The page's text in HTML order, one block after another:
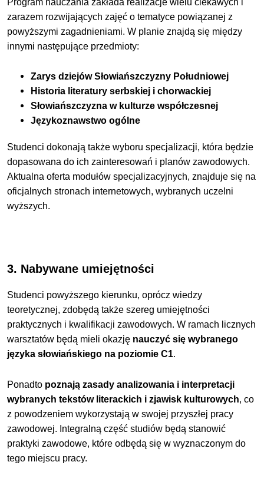
zarazem rozwijających zajęć o tematyce powiązanej z
powyższymi zagadnieniami. W planie znajdą się między
innymi następujące przedmioty:
Zarys dziejów Słowiańszczyzny Południowej
Historia literatury serbskiej i chorwackiej
Słowiańszczyzna w kulturze współczesnej
Językoznawstwo ogólne
Studenci dokonają także wyboru specjalizacji, która będzie
dopasowana do ich zainteresowań i planów zawodowych.
Aktualna oferta modułów specjalizacyjnych, znajduje się na
oficjalnych stronach internetowych, wybranych uczelni
wyższych.
3. Nabywane umiejętności
Studenci powyższego kierunku, oprócz wiedzy
teoretycznej, zdobędą także szereg umiejętności
praktycznych i kwalifikacji zawodowych. W ramach licznych
warsztatów będą mieli okazję nauczyć się wybranego
języka słowiańskiego na poziomie C1.
Ponadto poznają zasady analizowania i interpretacji
wybranych tekstów literackich i zjawisk kulturowych, co
z powodzeniem wykorzystają w swojej przyszłej pracy
zawodowej. Integralną część studiów będą stanowić
praktyki zawodowe, które odbędą się w wyznaczonym do
tego miejscu pracy.